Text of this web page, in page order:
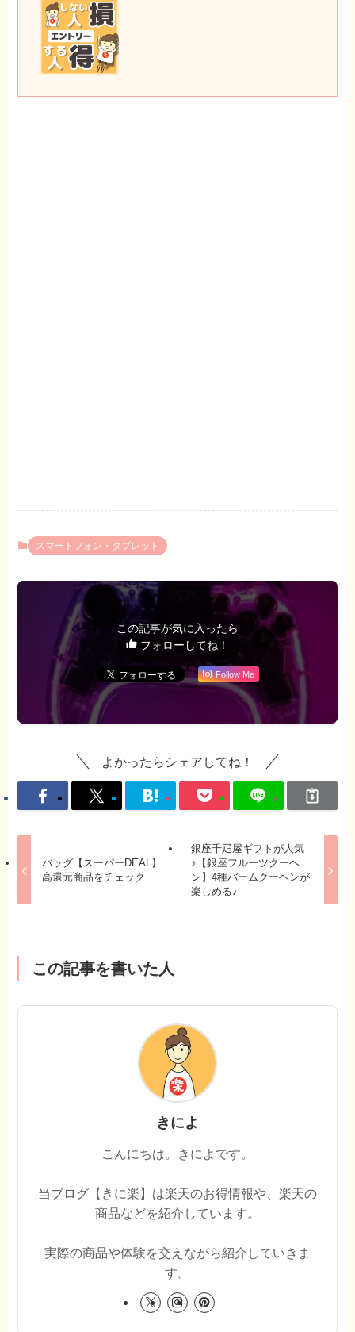
スマートフォン・タブレット
この記事が気に入ったら
フォローしてね！
Follow Me
よかったらシェアしてね！
バッグ【スーパーDEAL】
高還元商品をチェック
銀座千疋屋ギフトが人気
♪【銀座フルーツクーヘ
ン】4種バームクーヘンが
楽しめる♪
この記事を書いた人
きによ
こんにちは。きによです。
当ブログ【きに楽】は楽天のお得情報や、楽天の
商品などを紹介しています。
実際の商品や体験を交えながら紹介していきま
す。